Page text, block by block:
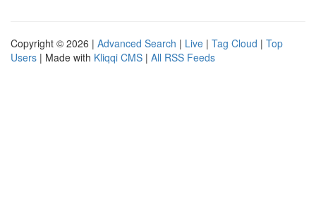
Copyright © 2026 | Advanced Search | Live | Tag Cloud | Top
Users | Made with Kliqqi CMS | All RSS Feeds